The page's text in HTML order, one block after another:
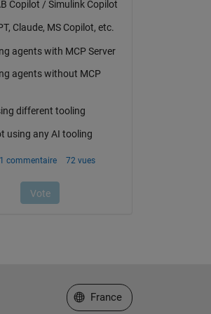
Sélectionner un site web
France